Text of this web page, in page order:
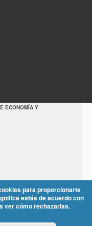
ECONOMÍA Y
para proporcionarte
estás de acuerdo con
ver cómo rechazarlas.